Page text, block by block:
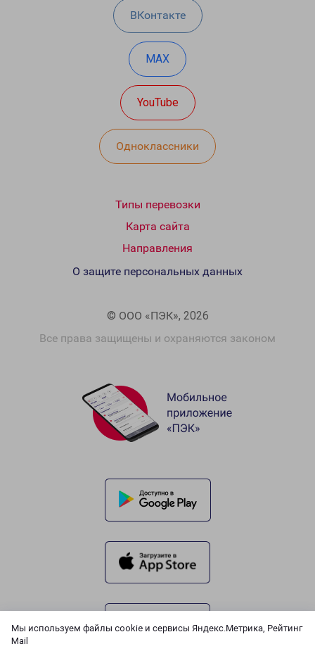
Мы используем файлы cookie и сервисы Яндекс.Метрика, Рейтинг
Mail
ВКонтакте
MAX
YouTube
Одноклассники
Типы перевозки
Карта сайта
Направления
© ООО «ПЭК», 2026
Все права защищены и охраняются законом
О защите персональных данных